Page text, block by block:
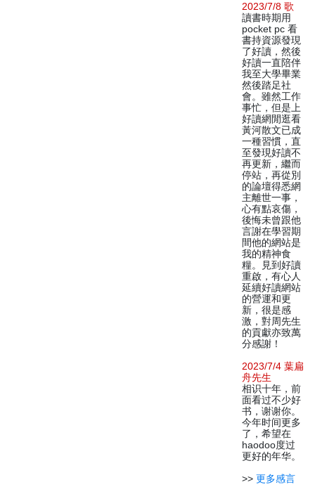
2023/7/8 歌
讀書時期用
pocket pc 看
書持資源發現
了好讀，然後
好讀一直陪伴
我至大學畢業
然後踏足社
會。雖然工作
事忙，但是上
好讀網閒逛看
黃河散文已成
一種習慣，直
至發現好讀不
再更新，繼而
停站，再從別
的論壇得悉網
主離世一事，
心有點哀傷，
後悔未曾跟他
言謝在學習期
間他的網站是
我的精神食
糧。見到好讀
重啟，有心人
延續好讀網站
的營運和更
新，很是感
激，對周先生
的貢獻亦致萬
分感謝！
2023/7/4 葉扁
舟先生
相识十年，前
面看过不少好
书，谢谢你。
今年时间更多
了，希望在
haodoo度过
更好的年华。
>> 更多感言